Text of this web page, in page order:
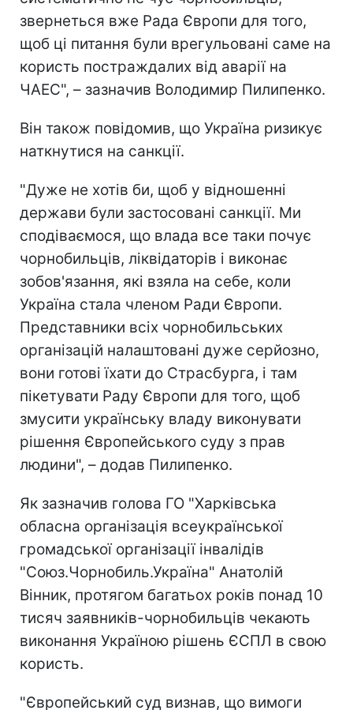
звернеться вже Рада Європи для того,
щоб ці питання були врегульовані саме на
користь постраждалих від аварії на
ЧАЕС", – зазначив Володимир Пилипенко.
Він також повідомив, що Україна ризикує
наткнутися на санкції.
"Дуже не хотів би, щоб у відношенні
держави були застосовані санкції. Ми
сподіваємося, що влада все таки почує
чорнобильців, ліквідаторів і виконає
зобов'язання, які взяла на себе, коли
Україна стала членом Ради Європи.
Представники всіх чорнобильських
організацій налаштовані дуже серйозно,
вони готові їхати до Страсбурга, і там
пікетувати Раду Європи для того, щоб
змусити українську владу виконувати
рішення Європейського суду з прав
людини", – додав Пилипенко.
Як зазначив голова ГО "Харківська
обласна організація всеукраїнської
громадської організації інвалідів
"Союз.Чорнобиль.Україна" Анатолій
Вінник, протягом багатьох років понад 10
тисяч заявників-чорнобильців чекають
виконання Україною рішень ЄСПЛ в свою
користь.
"Європейський суд визнав, що вимоги